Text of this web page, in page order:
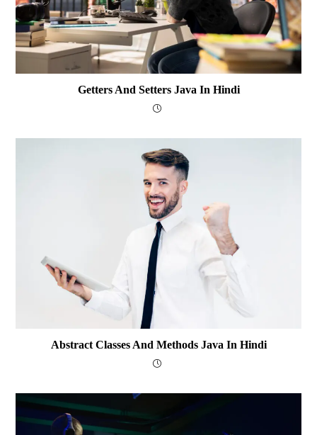
Getters And Setters Java In Hindi
Abstract Classes And Methods Java In Hindi